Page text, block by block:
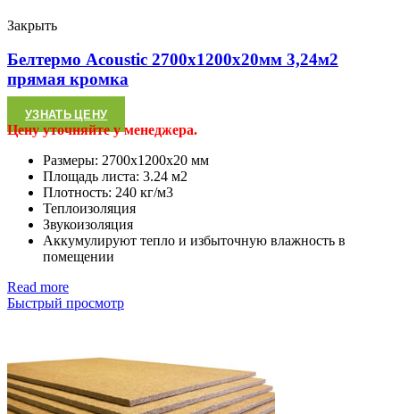
Закрыть
Белтермо Acoustic 2700х1200х20мм 3,24м2
прямая кромка
УЗНАТЬ ЦЕНУ
Цену уточняйте у менеджера.
Размеры: 2700х1200х20 мм
Площадь листа: 3.24 м2
Плотность: 240 кг/м3
Теплоизоляция
Звукоизоляция
Аккумулируют тепло и избыточную влажность в
помещении
Read more
Быстрый просмотр